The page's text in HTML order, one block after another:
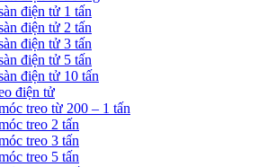
điện tử 1 tấn
điện tử 2 tấn
điện tử 3 tấn
điện tử 5 tấn
điện tử 10 tấn
điện tử
treo từ 200 – 1 tấn
treo 2 tấn
treo 3 tấn
treo 5 tấn